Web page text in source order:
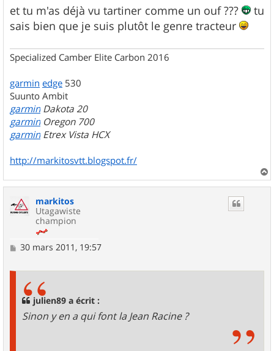
et tu m'as déjà vu tartiner comme un ouf ???
tu
sais bien que je suis plutôt le genre tracteur
Specialized Camber Elite Carbon 2016
garmin edge 530
Suunto Ambit
garmin Dakota 20
garmin Oregon 700
garmin Etrex Vista HCX
http://markitosvtt.blogspot.fr/
a
markitos
Utagawiste
champion
M
30 mars 2011, 19:57
julien89 a écrit :
Sinon y en a qui font la Jean Racine ?